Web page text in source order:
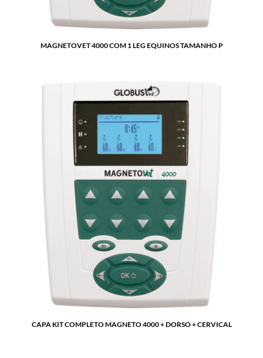
MAGNETOVET 4000 COM 1 LEG EQUINOS TAMANHO P
CAPA KIT COMPLETO MAGNETO 4000 + DORSO + CERVICAL